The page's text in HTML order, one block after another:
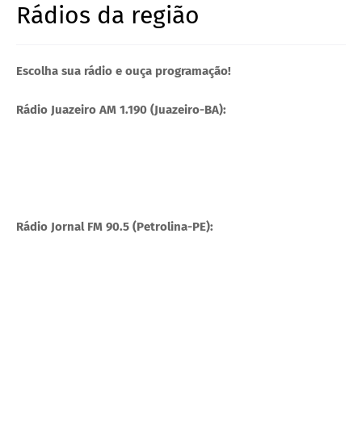
Rádios da região
Escolha sua rádio e ouça programação!
Rádio Juazeiro AM 1.190 (Juazeiro-BA):
Rádio Jornal FM 90.5 (Petrolina-PE):